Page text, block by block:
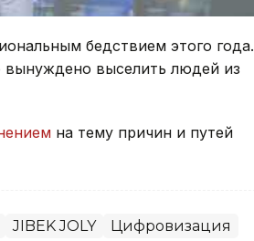
бедствием этого года.
вынуждено выселить людей из
на тему причин и путей
JIBEK JOLY
Цифровизация